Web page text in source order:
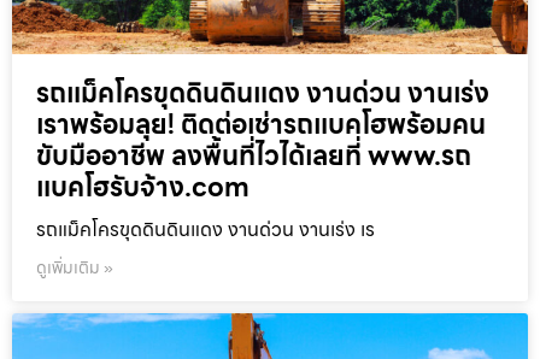
รถแม็คโครขุดดินดินแดง งานด่วน งานเร่ง
เราพร้อมลุย! ติดต่อเช่ารถแบคโฮพร้อมคน
ขับมืออาชีพ ลงพื้นที่ไวได้เลยที่ www.รถ
แบคโฮรับจ้าง.com
รถแม็คโครขุดดินดินแดง งานด่วน งานเร่ง เร
ดูเพิ่มเติม »